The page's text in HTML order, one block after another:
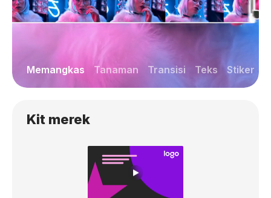
Memangkas Tanaman Transisi Teks Stiker
Kit merek